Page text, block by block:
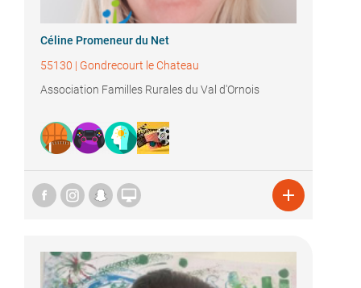
Céline Promeneur du Net
55130 | Gondrecourt le Chateau
Association Familles Rurales du Val d'Ornois
 